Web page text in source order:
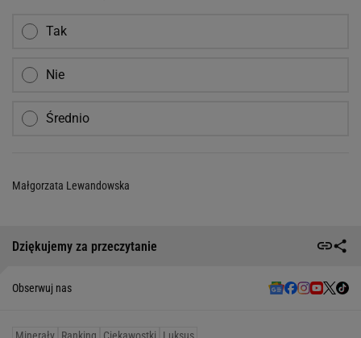
Tak
Nie
Średnio
Małgorzata Lewandowska
Dziękujemy za przeczytanie
Obserwuj nas